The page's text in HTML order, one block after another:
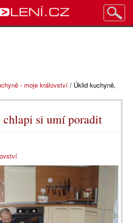
- moje království / Úklid kuchyně,
si umí poradit